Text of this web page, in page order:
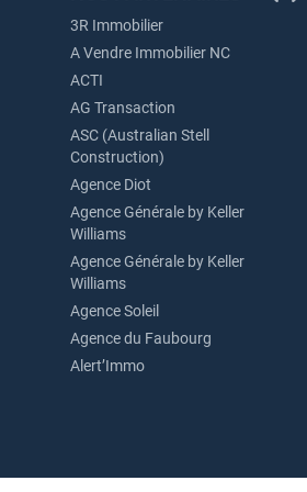
3R Immobilier
A Vendre Immobilier NC
ACTI
AG Transaction
ASC (Australian Stell
Construction)
Agence Diot
Agence Générale by Keller
Williams
Agence Générale by Keller
Williams
Agence Soleil
Agence du Faubourg
Alert’Immo